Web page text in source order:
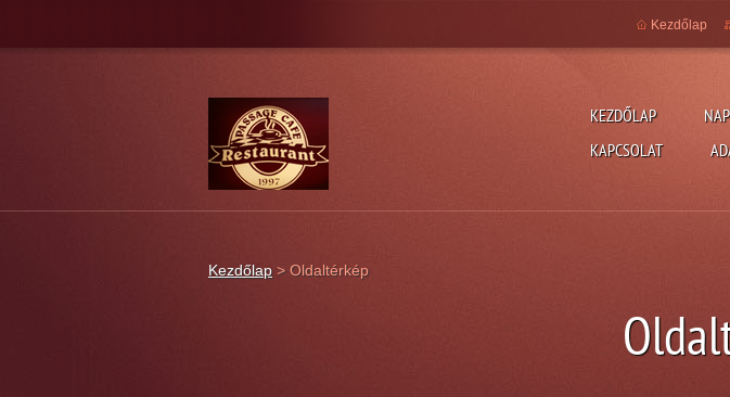
A gasztronómiai élmény
KEZDŐLAP
KAPCSOLAT
Kezdőlap
Kezdőlap >Oldaltérkép